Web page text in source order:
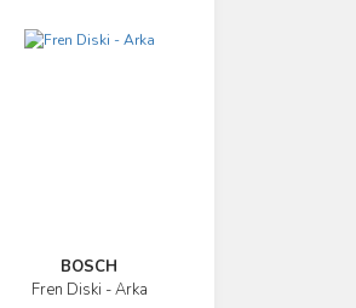
BOSCH
Fren Diski - Arka
İncele